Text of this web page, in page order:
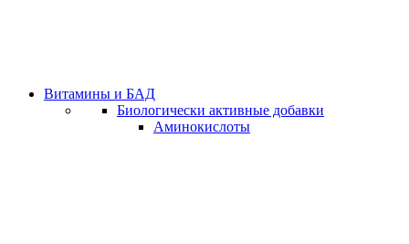
Витамины и БАД
Биологически активные добавки
Аминокислоты